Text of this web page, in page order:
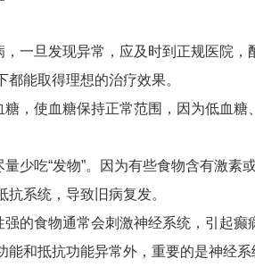
，一旦发现异常，应及时到正规医院
都能取得理想的治疗效果。
，使血糖保持正常范围，因为低血
少吃“发物”。因为有些食物含有激
系统，导致旧病复发。
强的食物通常会刺激神经系统，引起
能和抵抗功能异常外，重要的是神经